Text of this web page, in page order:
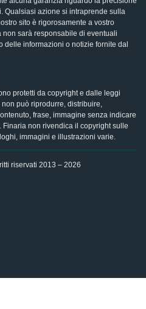
Qualsiasi azione si intraprende sulla
sito è rigorosamente a vostro
sarà responsabile di eventuali
delle informazioni o notizie fornite dal
protetti da copyright e dalle leggi
può riprodurre, distribuire,
frase, immagine senza indicare
Finaria non rivendica il copyright sulle
immagini e illustrazioni varie.
riservati 2013 – 2026